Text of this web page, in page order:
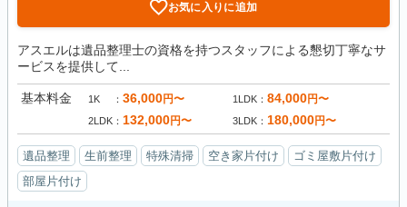
お気に入りに追加
アスエルは遺品整理士の資格を持つスタッフによる懇切丁寧なサ
ービスを提供して...
基本料金 1K 36,000円〜 1LDK 84,000円〜
2LDK 132,000円〜 3LDK 180,000円〜
遺品整理 生前整理 特殊清掃 空き家片付け
ゴミ屋敷片付け
部屋片付け